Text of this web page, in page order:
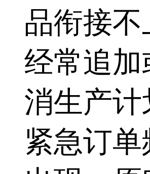
品衔接不
经常追加
消生产计
紧急订单